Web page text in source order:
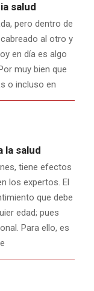
salud
pero dentro de
al otro y
en día es algo
muy bien que
o incluso en
la salud
tiene efectos
los expertos. El
que debe
edad; pues
Para ello, es